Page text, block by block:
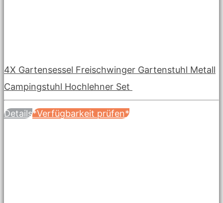
4X Gartensessel Freischwinger Gartenstuhl Metall
Campingstuhl Hochlehner Set
Details*Verfügbarkeit prüfen*